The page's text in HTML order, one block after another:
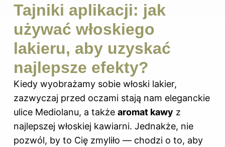
Tajniki aplikacji: jak
używać włoskiego
lakieru, aby uzyskać
najlepsze efekty?
Kiedy wyobrażamy sobie włoski lakier,
zazwyczaj przed oczami stają nam eleganckie
ulice Mediolanu, a także aromat kawy z
najlepszej włoskiej kawiarni. Jednakże, nie
pozwól, by to Cię zmyliło — chodzi o to, aby